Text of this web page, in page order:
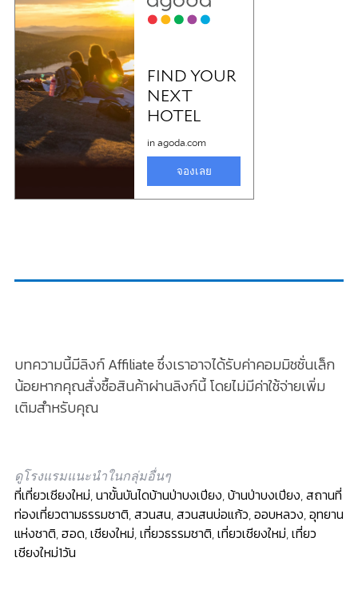
บทความนี้มีลิงก์ Affiliate ซึ่งเราอาจได้รับค่าคอมมิชชั่นเล็ก
น้อยหากคุณสั่งซื้อสินค้าผ่านลิงก์นี้ โดยไม่มีค่าใช้จ่ายเพิ่ม
เติมสำหรับคุณ
ดูโรงแรมแนะนำในกลุ่มอื่นๆ
ที่เที่ยวเชียงใหม่,นาขั้นบันไดบ้านป่าบงเปียง,บ้านป่าบงเปียง,สถานที่
ท่องเที่ยวตามธรรมชาติ,สวนสน,สวนสนบ่อแก้ว,ออบหลวง,อุทยาน
แห่งชาติ,ฮอด,เชียงใหม่,เที่ยวธรรมชาติ,เที่ยวเชียงใหม่,เที่ยว
เชียงใหม่1วัน